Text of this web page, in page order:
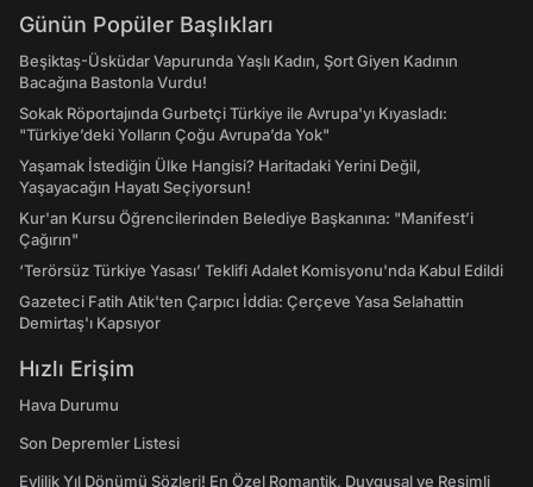
Günün Popüler Başlıkları
Beşiktaş-Üsküdar Vapurunda Yaşlı Kadın, Şort Giyen Kadının
Bacağına Bastonla Vurdu!
Sokak Röportajında Gurbetçi Türkiye ile Avrupa'yı Kıyasladı:
"Türkiye’deki Yolların Çoğu Avrupa’da Yok"
Yaşamak İstediğin Ülke Hangisi? Haritadaki Yerini Değil,
Yaşayacağın Hayatı Seçiyorsun!
Kur'an Kursu Öğrencilerinden Belediye Başkanına: "Manifest’i
Çağırın"
‘Terörsüz Türkiye Yasası’ Teklifi Adalet Komisyonu'nda Kabul Edildi
Gazeteci Fatih Atik'ten Çarpıcı İddia: Çerçeve Yasa Selahattin
Demirtaş'ı Kapsıyor
Hızlı Erişim
Hava Durumu
Son Depremler Listesi
Evlilik Yıl Dönümü Sözleri! En Özel Romantik, Duygusal ve Resimli